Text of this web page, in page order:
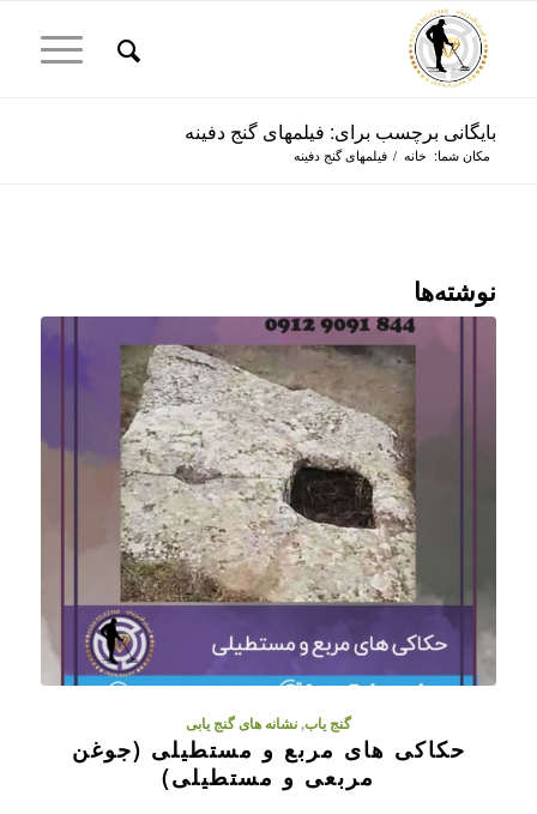
بایگانی برچسب برای: فیلمهای گنج دفینه
مکان شما: خانه / فیلمهای گنج دفینه
نوشته‌ها
گنج یاب,نشانه های گنج یابی
حکاکی های مربع و مستطیلی (جوغن
مربعی و مستطیلی)